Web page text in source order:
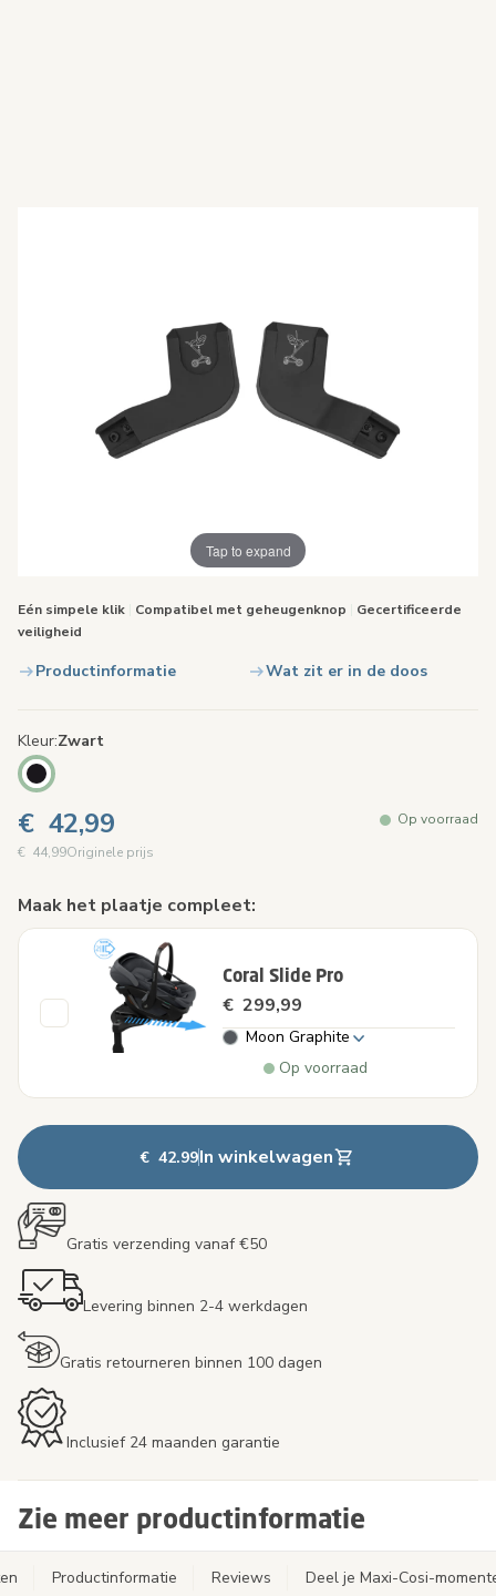
Tap to expand
Eén simpele klik Compatibel met geheugenknop
Gecertificeerde
veiligheid
Productinformatie Wat zit er in de doos
Kleur Zwart
€ 42,99
€ 44,99Originele prijs
Op voorraad
Maak het plaatje compleet:
Coral Slide Pro
€ 299,99
Moon Graphite
Op voorraad
€ 42.99In winkelwagen
Gratis verzending vanaf €50
Levering binnen 2-4 werkdagen
Gratis retourneren binnen 100 dagen
Inclusief 24 maanden garantie
Zie meer productinformatie
Productinformatie Reviews Deel je Maxi-Cosi-